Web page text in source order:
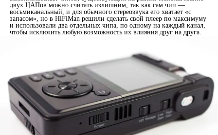
двух ЦАПов можно считать излишним, так как сам чип —
восьмиканальный, и для обычного стереозвука его хватает «с
запасом», но в HiFiMan решили сделать свой плеер по максимуму
и использовали два отдельных чипа, по одному на каждый канал,
чтобы исключить любую возможность их влияния друг на друга.